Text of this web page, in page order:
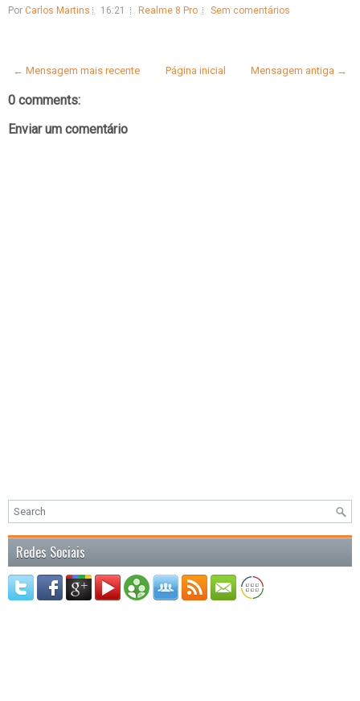
Por Carlos Martins 16:21 Realme 8 Pro Sem comentários
← Mensagem mais recente Mensagem antiga →
Página inicial
0 comments:
Enviar um comentário
Redes Sociais